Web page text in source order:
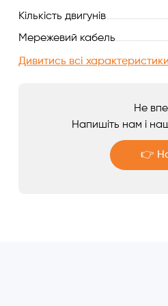
Аксесуари
Кількість двигунів
Мережевий кабель
Дивитись всі характеристики
Не
Напишіть нам і
👉